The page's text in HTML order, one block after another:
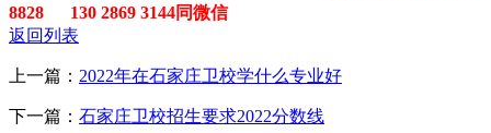
8828 130 2869 3144同微信
返回列表
上一篇： 2022年在石家庄卫校学什么专业好
下一篇： 石家庄卫校招生要求2022分数线